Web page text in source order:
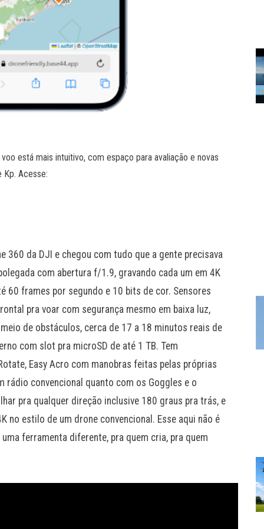
está mais intuitivo, com espaço para avaliação e novas
Kp. Acesse:
360 da DJI e chegou com tudo que a gente precisava
com abertura f/1.9, gravando cada um em 4K
60 frames por segundo e 10 bits de cor. Sensores
pra voar com segurança mesmo em baixa luz,
de obstáculos, cerca de 17 a 18 minutos reais de
com slot pra microSD de até 1 TB. Tem
Easy Acro com manobras feitas pelas próprias
rádio convencional quanto com os Goggles e o
pra qualquer direção inclusive 180 graus pra trás, e
no estilo de um drone convencional. Esse aqui não é
ferramenta diferente, pra quem cria, pra quem